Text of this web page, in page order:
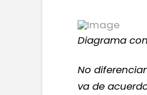
Diagrama
No
va de